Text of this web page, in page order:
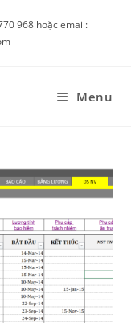
968 hoặc email:
Menu